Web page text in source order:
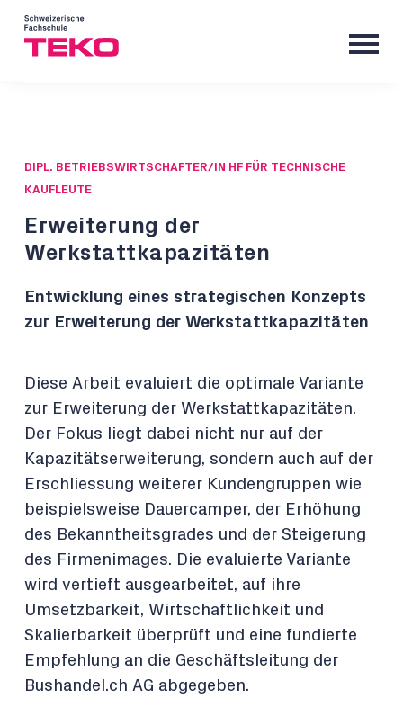
DIPL. BETRIEBSWIRTSCHAFTER/IN HF FÜR TECHNISCHE
KAUFLEUTE
Erweiterung der
Werkstattkapazitäten
Entwicklung eines strategischen Konzepts
zur Erweiterung der Werkstattkapazitäten
Diese Arbeit evaluiert die optimale Variante
zur Erweiterung der Werkstattkapazitäten.
Der Fokus liegt dabei nicht nur auf der
Kapazitätserweiterung, sondern auch auf der
Erschliessung weiterer Kundengruppen wie
beispielsweise Dauercamper, der Erhöhung
des Bekanntheitsgrades und der Steigerung
des Firmenimages. Die evaluierte Variante
wird vertieft ausgearbeitet, auf ihre
Umsetzbarkeit, Wirtschaftlichkeit und
Skalierbarkeit überprüft und eine fundierte
Empfehlung an die Geschäftsleitung der
Bushandel.ch AG abgegeben.